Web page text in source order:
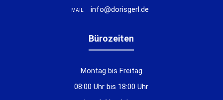
MAIL info@dorisgerl.de
Bürozeiten
Montag bis Freitag
08:00 Uhr bis 18:00 Uhr